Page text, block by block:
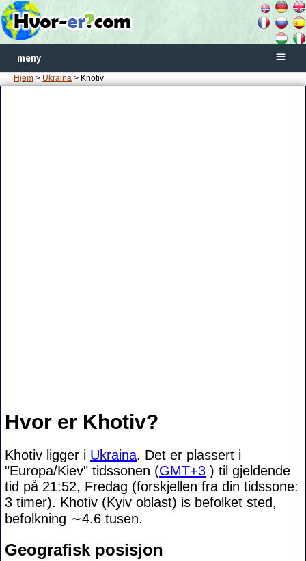
meny
Hjem > Ukraina > Khotiv
Hvor er Khotiv?
Khotiv ligger i Ukraina. Det er plassert i
"Europa/Kiev" tidssonen (GMT+3 ) til gjeldende
tid på 21:52, Fredag (forskjellen fra din tidssone:
3 timer). Khotiv (Kyiv oblast) is befolket sted,
befolkning ∼4.6 tusen.
Geografisk posisjon